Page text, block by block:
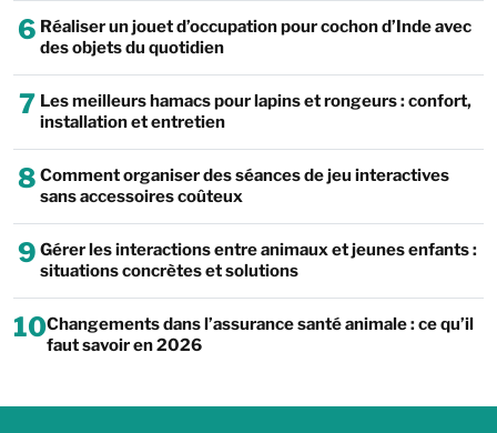
6 Réaliser un jouet d’occupation pour cochon d’Inde avec
des objets du quotidien
7 Les meilleurs hamacs pour lapins et rongeurs : confort,
installation et entretien
8 Comment organiser des séances de jeu interactives
sans accessoires coûteux
9 Gérer les interactions entre animaux et jeunes enfants :
situations concrètes et solutions
10Changements dans l’assurance santé animale : ce qu’il
faut savoir en 2026